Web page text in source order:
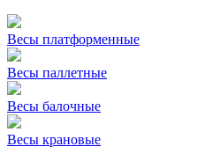
Весы платформенные
Весы паллетные
Весы балочные
Весы крановые